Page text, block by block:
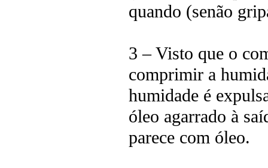
quando (senão
3 – Visto que o
comprimir a
humidade é
óleo agarrado à
parece com óleo.